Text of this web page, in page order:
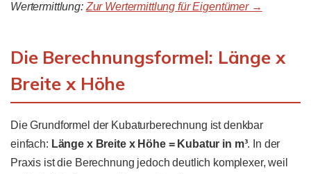
Wertermittlung: Zur Wertermittlung für Eigentümer →
Die Berechnungsformel: Länge x
Breite x Höhe
Die Grundformel der Kubaturberechnung ist denkbar
einfach: Länge x Breite x Höhe = Kubatur in m³. In der
Praxis ist die Berechnung jedoch deutlich komplexer, weil